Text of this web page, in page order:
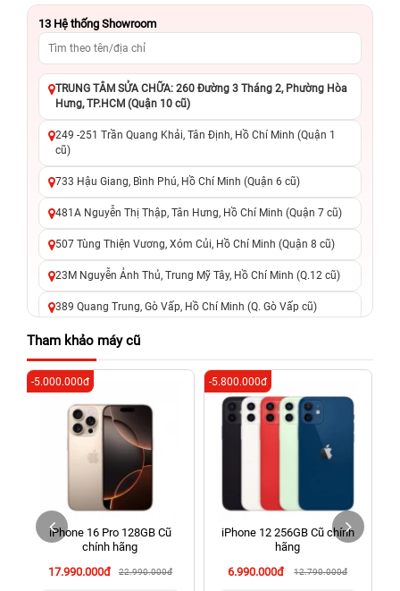
13 Hệ thống Showroom
TRUNG TÂM SỬA CHỮA: 260 Đường 3 Tháng 2, Phường Hòa
Hưng, TP.HCM (Quận 10 cũ)
249 -251 Trần Quang Khải, Tân Định, Hồ Chí Minh (Quận 1
cũ)
733 Hậu Giang, Bình Phú, Hồ Chí Minh (Quận 6 cũ)
481A Nguyễn Thị Thập, Tân Hưng, Hồ Chí Minh (Quận 7 cũ)
507 Tùng Thiện Vương, Xóm Củi, Hồ Chí Minh (Quận 8 cũ)
23M Nguyễn Ảnh Thủ, Trung Mỹ Tây, Hồ Chí Minh (Q.12 cũ)
389 Quang Trung, Gò Vấp, Hồ Chí Minh (Q. Gò Vấp cũ)
625 - 625A Âu Cơ, Tân Phú, Hồ Chí Minh (Quận Tân Phú cũ)
326 Lê Văn Việt, Tăng Nhơn Phú, Hồ Chí Minh (Q.9 TP. Thủ
Đức cũ)
256 Võ Văn Ngân, Thủ Đức, Hồ Chí Minh (Bình Thọ, TP. Thủ
Đức Cũ)
70 Nguyễn An Ninh, Dĩ An, Hồ Chí Minh (Bình Dương Cũ)
24h Vũng Tàu: 162A Ba Cu, Vũng Tàu, Hồ Chí Minh (TP. Vũng
Tàu cũ)
198 Hoàng Văn Thụ, Tân Sơn Nhất, Hồ Chí Minh (Tân Bình
Tham khảo máy cũ
iPhone 16 Pro 128GB Cũ
chính hãng
17.990.000đ
22.990.000đ
-5.000.000đ
iPhone 12 256GB Cũ chính
hãng
6.990.000đ
12.790.000đ
-5.800.000đ